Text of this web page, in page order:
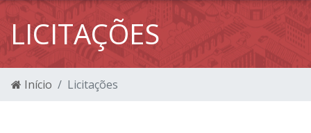
LICITAÇÕES
Início Licitações